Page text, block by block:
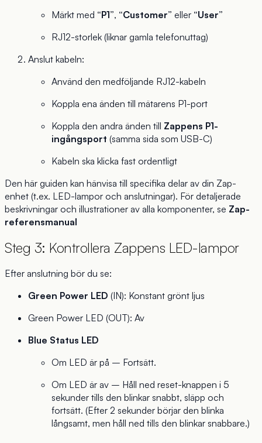
Märkt med “P1”, “Customer” eller “User”
RJ12-storlek (liknar gamla telefonuttag)
Anslut kabeln:
Använd den medföljande RJ12-kabeln
Koppla ena änden till mätarens P1-port
Koppla den andra änden till Zappens P1-
ingångsport (samma sida som USB-C)
Kabeln ska klicka fast ordentligt
Den här guiden kan hänvisa till specifika delar av din Zap-
enhet (t.ex. LED-lampor och anslutningar). För detaljerade
beskrivningar och illustrationer av alla komponenter, se Zap-
referensmanual
Steg 3: Kontrollera Zappens LED-lampor
Efter anslutning bör du se:
Green Power LED (IN): Konstant grönt ljus
Green Power LED (OUT): Av
Blue Status LED
Om LED är på – Fortsätt.
Om LED är av – Håll ned reset-knappen i 5
sekunder tills den blinkar snabbt, släpp och
fortsätt. (Efter 2 sekunder börjar den blinka
långsamt, men håll ned tills den blinkar snabbare.)